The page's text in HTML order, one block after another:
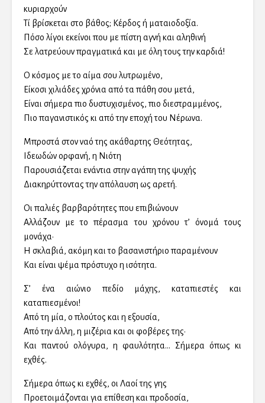
κυριαρχούν
Τί βρίσκεται στο βάθος; Κέρδος ή ματαιοδοξία.
Πόσο λίγοι εκείνοι που με πίστη αγνή και αληθινή
Σε λατρεύουν πραγματικά και με όλη τους την καρδιά!
Ο κόσμος με το αίμα σου λυτρωμένο,
Είκοσι χιλιάδες χρόνια από τα πάθη σου μετά,
Είναι σήμερα πιο δυστυχισμένος, πιο διεστραμμένος,
Πιο παγανιστικός κι από την εποχή του Νέρωνα.
Μπροστά στον ναό της ακάθαρτης Θεότητας,
Ιδεωδών ορφανή, η Νιότη
Παρουσιάζεται ενάντια στην αγάπη της ψυχής
Διακηρύττοντας την απόλαυση ως αρετή.
Οι παλιές βαρβαρότητες που επιβιώνουν
Αλλάζουν με το πέρασμα του χρόνου τ’ όνομά τους
μονάχα·
Η σκλαβιά, ακόμη και το βασανιστήριο παραμένουν
Και είναι ψέμα πρόστυχο η ισότητα.
Σ’ ένα αιώνιο πεδίο μάχης, καταπιεστές και
καταπιεσμένοι!
Από τη μία, ο πλούτος και η εξουσία,
Από την άλλη, η μιζέρια και οι φοβέρες της·
Και παντού ολόγυρα, η φαυλότητα… Σήμερα όπως κι
εχθές.
Σήμερα όπως κι εχθές, οι Λαοί της γης
Προετοιμάζονται για επίθεση και προδοσία,